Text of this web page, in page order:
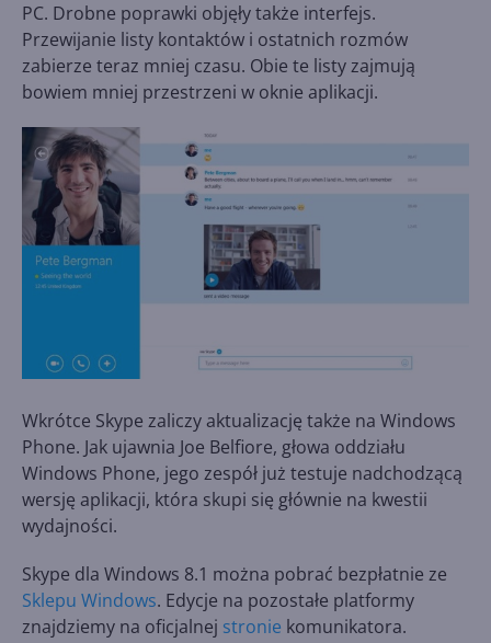
PC. Drobne poprawki objęły także interfejs.
Przewijanie listy kontaktów i ostatnich rozmów
zabierze teraz mniej czasu. Obie te listy zajmują
bowiem mniej przestrzeni w oknie aplikacji.
Wkrótce Skype zaliczy aktualizację także na Windows
Phone. Jak ujawnia Joe Belfiore, głowa oddziału
Windows Phone, jego zespół już testuje nadchodzącą
wersję aplikacji, która skupi się głównie na kwestii
wydajności.
Skype dla Windows 8.1 można pobrać bezpłatnie ze
Sklepu Windows. Edycje na pozostałe platformy
znajdziemy na oficjalnej stronie komunikatora.